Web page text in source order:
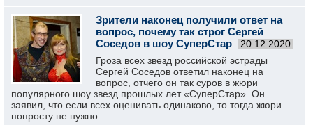
Зрители наконец получили ответ на
вопрос, почему так строг Сергей
Соседов в шоу СуперСтар
20.12.2020
Гроза всех звезд российской эстрады
Сергей Соседов ответил наконец на
вопрос, отчего он так суров в жюри
популярного шоу звезд прошлых лет «СуперСтар». Он
заявил, что если всех оценивать одинаково, то тогда жюри
попросту не нужно.